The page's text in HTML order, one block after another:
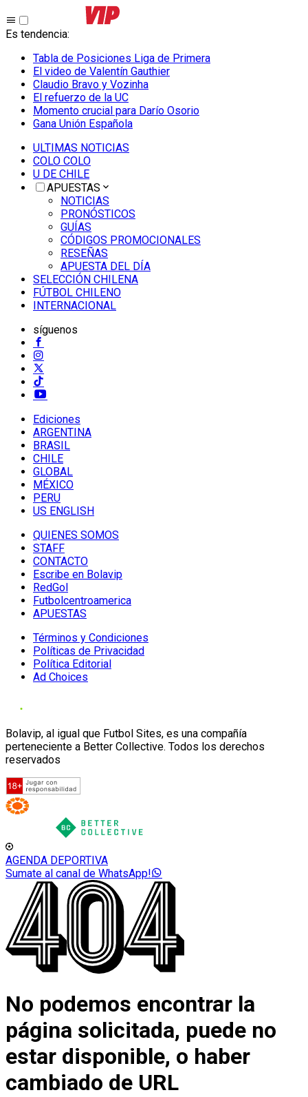
Es tendencia:
Tabla de Posiciones Liga de Primera
El video de Valentín Gauthier
Claudio Bravo y Vozinha
El refuerzo de la UC
Momento crucial para Darío Osorio
Gana Unión Española
ULTIMAS NOTICIAS
COLO COLO
U DE CHILE
APUESTAS
NOTICIAS
PRONÓSTICOS
GUÍAS
CÓDIGOS PROMOCIONALES
RESEÑAS
APUESTA DEL DÍA
SELECCIÓN CHILENA
FÚTBOL CHILENO
INTERNACIONAL
síguenos
Ediciones
ARGENTINA
BRASIL
CHILE
GLOBAL
MÉXICO
PERU
US ENGLISH
QUIENES SOMOS
STAFF
CONTACTO
Escribe en Bolavip
RedGol
Futbolcentroamerica
APUESTAS
Términos y Condiciones
Políticas de Privacidad
Política Editorial
Ad Choices
Bolavip, al igual que Futbol Sites, es una compañía
perteneciente a Better Collective. Todos los derechos
reservados
AGENDA DEPORTIVA
Sumate al canal de WhatsApp!
No podemos encontrar la
página solicitada, puede no
estar disponible, o haber
cambiado de URL